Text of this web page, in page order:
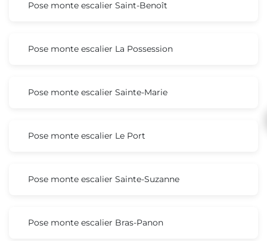
Pose monte escalier Saint-Benoît
Pose monte escalier La Possession
Pose monte escalier Sainte-Marie
Pose monte escalier Le Port
Pose monte escalier Sainte-Suzanne
Pose monte escalier Bras-Panon